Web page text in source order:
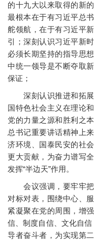
的十九大以来取得的新
最根本在于有习近平总
舵领航，在于有习近平
引；深刻认识习近平新
必须长期坚持的指导思
中统一领导是不断夺取
保证；
深刻认识推进和拓展
国特色社会主义在理论
党的力量之源和胜利之
总书记重要讲话精神上
济环境、国泰民安的社
更大贡献，为奋力谱写
发挥“半边天”作用。
会议强调，要牢牢把
对标对表，围绕中心、
紧凝聚在党的周围，增
信、制度自信、文化自信
导者奋斗者，为实现第